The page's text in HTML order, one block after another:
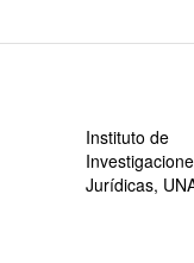
Instituto de
Jurídicas,